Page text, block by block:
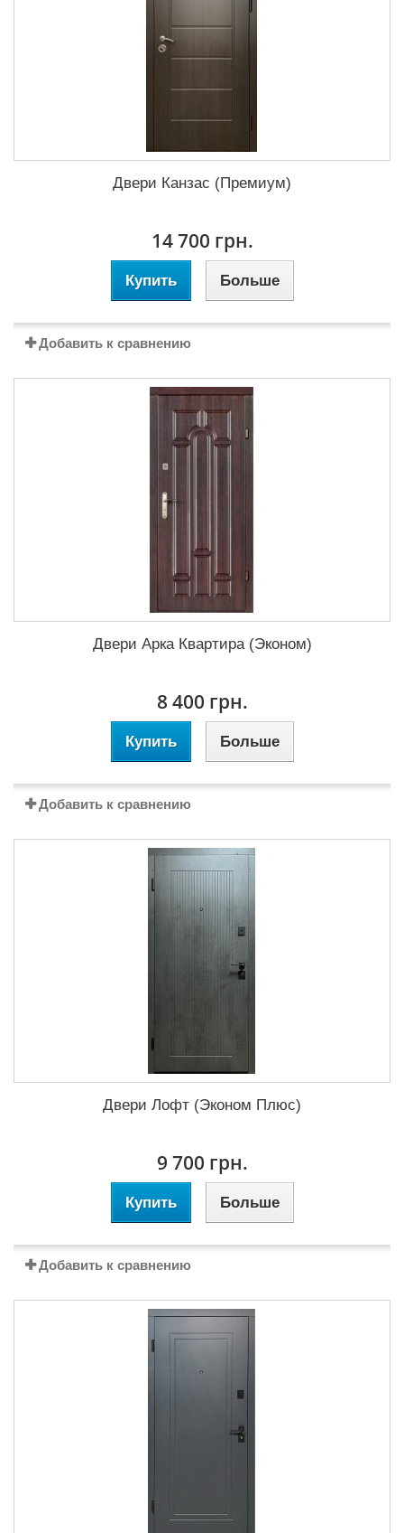
Двери Канзас (Премиум)
14 700 грн.
Купить Больше
Добавить к сравнению
Двери Арка Квартира (Эконом)
8 400 грн.
Купить Больше
Добавить к сравнению
Двери Лофт (Эконом Плюс)
9 700 грн.
Купить Больше
Добавить к сравнению